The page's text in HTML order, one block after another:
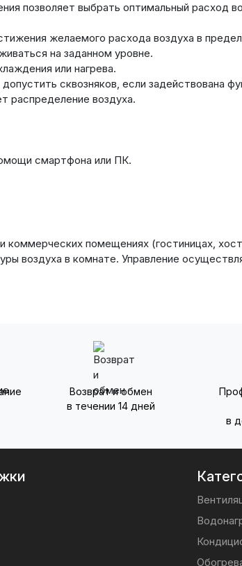
позволяет выбрать оптимальный расход
желаемого расхода воздуха в
на заданном уровне.
или нагрева.
сквозняков, если задействована
распределение воздуха.
смартфона или ПК.
коммерческих помещениях (гостиницах,
воздуха в комнате. Управление
Возврат и обмен
в течении 14 дней
в